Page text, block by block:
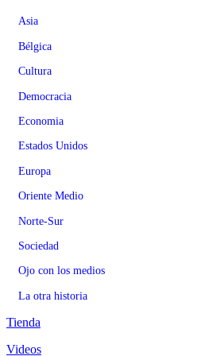
Asia
Bélgica
Cultura
Democracia
Economia
Estados Unidos
Europa
Oriente Medio
Norte-Sur
Sociedad
Ojo con los medios
La otra historia
Tienda
Videos